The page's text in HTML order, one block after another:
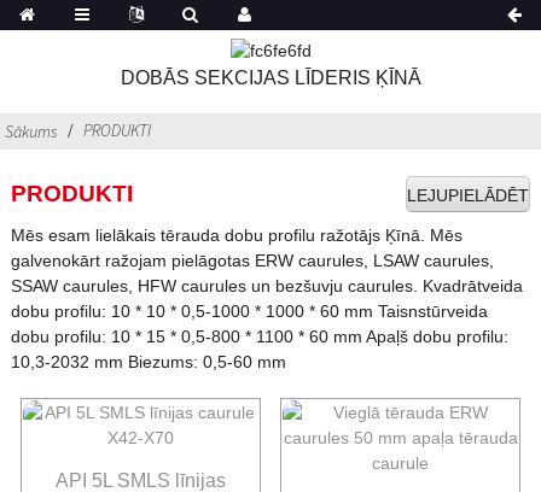
DOBĀS SEKCIJAS LĪDERIS ĶĪNĀ
Sākums PRODUKTI
PRODUKTI LEJUPIELĀDĒT
Mēs esam lielākais tērauda dobu profilu ražotājs Ķīnā. Mēs
galvenokārt ražojam pielāgotas ERW caurules, LSAW caurules,
SSAW caurules, HFW caurules un bezšuvju caurules. Kvadrātveida
dobu profilu: 10 * 10 * 0,5-1000 * 1000 * 60 mm Taisnstūrveida
dobu profilu: 10 * 15 * 0,5-800 * 1100 * 60 mm Apaļš dobu profilu:
10,3-2032 mm Biezums: 0,5-60 mm
API 5L SMLS līnijas